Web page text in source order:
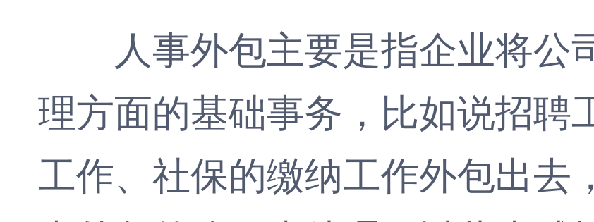
人事外包主要是指企业将公
理方面的基础事务，比如说招聘
工作、社保的缴纳工作外包出去